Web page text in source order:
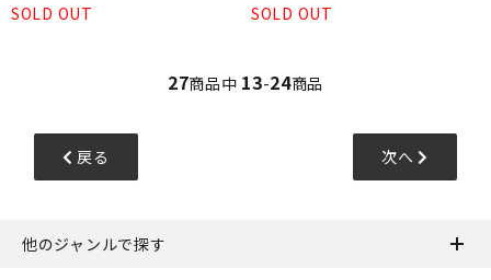
SOLD OUT
SOLD OUT
27商品中 13-24商品
戻る 次へ
他のジャンルで探す